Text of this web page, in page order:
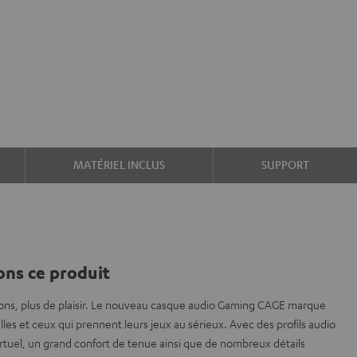
MATÉRIEL INCLUS SUPPORT
ce produit
plus de plaisir. Le nouveau casque audio Gaming CAGE marque
et ceux qui prennent leurs jeux au sérieux. Avec des profils audio
un grand confort de tenue ainsi que de nombreux détails